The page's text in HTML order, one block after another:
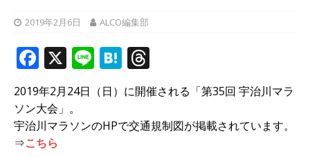
2019年2月6日 ALCO編集部
F
a
c
e
b
X Li
n
e
H
at
e
n
h
r
e
2019年2月24日（日）に開催される「第35回 宇治川マラ
ソン大会」。
宇治川マラソンのHPで交通規制図が掲載されています。
⇒こちら